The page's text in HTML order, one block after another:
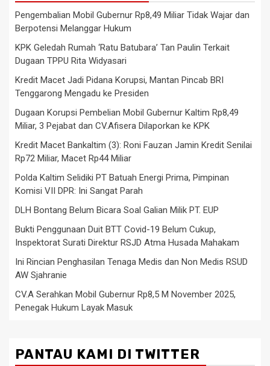
Pengembalian Mobil Gubernur Rp8,49 Miliar Tidak Wajar dan
Berpotensi Melanggar Hukum
KPK Geledah Rumah ‘Ratu Batubara’ Tan Paulin Terkait
Dugaan TPPU Rita Widyasari
Kredit Macet Jadi Pidana Korupsi, Mantan Pincab BRI
Tenggarong Mengadu ke Presiden
Dugaan Korupsi Pembelian Mobil Gubernur Kaltim Rp8,49
Miliar, 3 Pejabat dan CV.Afisera Dilaporkan ke KPK
Kredit Macet Bankaltim (3): Roni Fauzan Jamin Kredit Senilai
Rp72 Miliar, Macet Rp44 Miliar
Polda Kaltim Selidiki PT Batuah Energi Prima, Pimpinan
Komisi VII DPR: Ini Sangat Parah
DLH Bontang Belum Bicara Soal Galian Milik PT. EUP
Bukti Penggunaan Duit BTT Covid-19 Belum Cukup,
Inspektorat Surati Direktur RSJD Atma Husada Mahakam
Ini Rincian Penghasilan Tenaga Medis dan Non Medis RSUD
AW Sjahranie
CV.A Serahkan Mobil Gubernur Rp8,5 M November 2025,
Penegak Hukum Layak Masuk
PANTAU KAMI DI TWITTER